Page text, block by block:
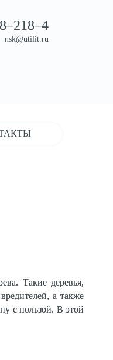
nsk@utilit.ru
Такие деревья,
а также
с пользой. В этой